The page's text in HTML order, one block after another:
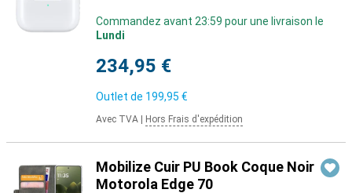
Commandez avant 23:59 pour une livraison le
Lundi
234,95 €
Outlet de 199,95 €
Avec TVA Hors Frais d'expédition
Mobilize Cuir PU Book Coque Noir
Motorola Edge 70